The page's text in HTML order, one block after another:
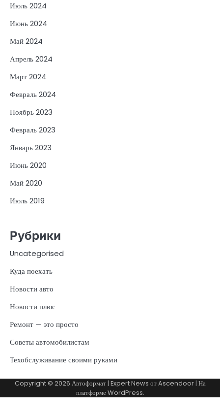
Июль 2024
Июнь 2024
Май 2024
Апрель 2024
Март 2024
Февраль 2024
Ноябрь 2023
Февраль 2023
Январь 2023
Июнь 2020
Май 2020
Июль 2019
Рубрики
Uncategorised
Куда поехать
Новости авто
Новости плюс
Ремонт — это просто
Советы автомобилистам
Техобслуживание своими руками
Copyright © 2026 Автоформат| Expert News отAscendoor| На
платформеWordPress.